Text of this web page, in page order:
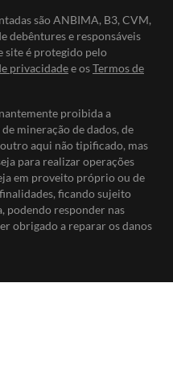
são ANBIMA, B3, CVM,
debêntures e responsáveis
site é protegido pelo
privacidadee osTermos de
proibida a
mineração de dados, de
aqui não tipificado, mas
para realizar operações
em proveito próprio ou de
ficando sujeito
podendo responder nas
obrigado a reparar os danos